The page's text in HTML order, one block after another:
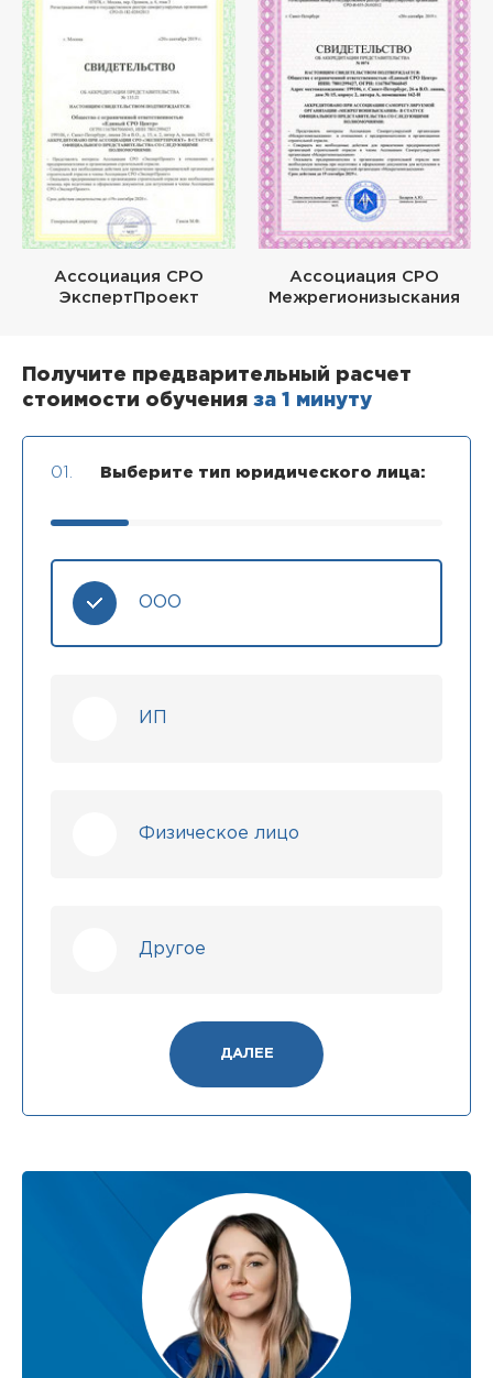
Ассоциация СРО
ЭкспертПроект
Ассоциация СРО
Межрегионизыскания
Получите предварительный расчет
стоимости обучения за 1 минуту
01. Выберите тип юридического лица:
ООО
ИП
Физическое лицо
Другое
ДАЛЕЕ